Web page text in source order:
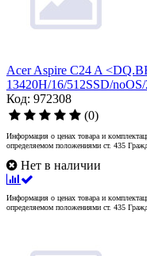
Acer Aspire C24 A
13420H/16/512SSD/
Код: 972308
(0)
Информация о ценах товара и
определяемом положениями ст. 435
Нет в наличии
Информация о ценах товара и
определяемом положениями ст. 435